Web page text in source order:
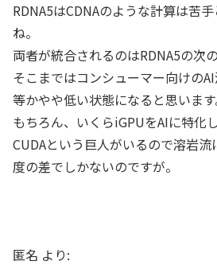
RDNA5はCDNAのような計算は苦
ね。
両者が統合されるのはRDNA5の次
そこまではコンシューマー向けの
等かやや低い状態になると思います
もちろん、いくらiGPUをAIに特化
CUDAという巨人がいるので溶岩
度の差でしかないのですが。
匿名 より: